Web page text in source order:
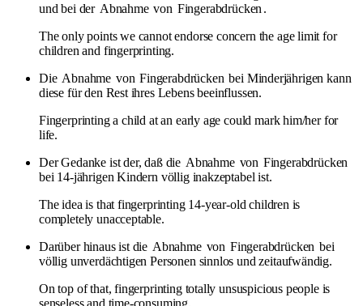
und bei der Abnahme von Fingerabdrücken .
The only points we cannot endorse concern the age limit for
children and fingerprinting.
Die Abnahme von Fingerabdrücken bei Minderjährigen kann
diese für den Rest ihres Lebens beeinflussen.
Fingerprinting a child at an early age could mark him/her for
life.
Der Gedanke ist der, daß die Abnahme von Fingerabdrücken
bei 14-jährigen Kindern völlig inakzeptabel ist.
The idea is that fingerprinting 14-year-old children is
completely unacceptable.
Darüber hinaus ist die Abnahme von Fingerabdrücken bei
völlig unverdächtigen Personen sinnlos und zeitaufwändig.
On top of that, fingerprinting totally unsuspicious people is
senseless and time-consuming.